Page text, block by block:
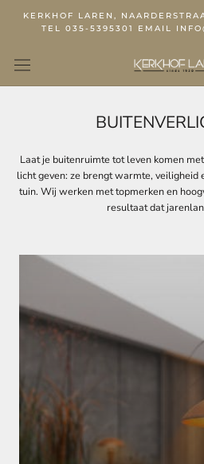
KERKHOF LAREN,
TEL 035-5395301 EMAIL
Laat je buitenruimte tot leven komen
licht geven: ze brengt warmte, veiligheid
tuin. Wij werken met topmerken en
resultaat dat